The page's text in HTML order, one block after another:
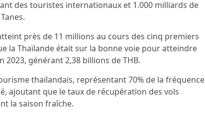
des touristes internationaux et 1.000 milliards de
près de 11 millions au cours des cinq premiers
la Thaïlande était sur la bonne voie pour atteindre
générant 2,38 billions de THB.
thaïlandais, représentant 70% de la fréquence
ajoutant que le taux de récupération des vols
la saison fraîche.